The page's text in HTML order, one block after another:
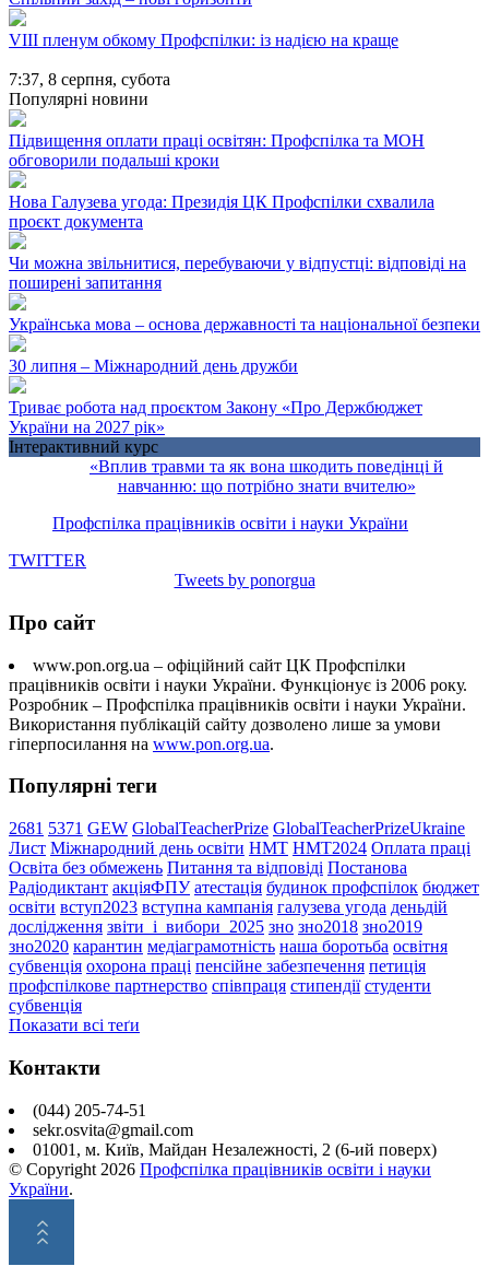
VIII пленум обкому Профспілки: із надією на краще
7:37, 8 серпня, субота
Популярні новини
Підвищення оплати праці освітян: Профспілка та МОН
обговорили подальші кроки
Нова Галузева угода: Президія ЦК Профспілки схвалила
проєкт документа
Чи можна звільнитися, перебуваючи у відпустці: відповіді на
поширені запитання
Українська мова – основа державності та національної безпеки
30 липня – Міжнародний день дружби
Триває робота над проєктом Закону «Про Держбюджет
України на 2027 рік»
Інтерактивний курс
«Вплив травми та як вона шкодить поведінці й
навчанню: що потрібно знати вчителю»
Профспілка працівників освіти і науки України
TWITTER
Tweets by ponorgua
Про сайт
www.pon.org.ua – офіційний сайт ЦК Профспілки
працівників освіти і науки України. Функціонує із 2006 року.
Розробник – Профспілка працівників освіти і науки України.
Використання публікацій сайту дозволено лише за умови
гіперпосилання на www.pon.org.ua.
Популярні теги
2681 5371 GEW GlobalTeacherPrize GlobalTeacherPrizeUkraine
Лист Міжнародний день освіти НМТ НМТ2024 Оплата праці
Освіта без обмежень Питання та відповіді Постанова
Радіодиктант акціяФПУ атестація будинок профспілок бюджет
освіти вступ2023 вступна кампанія галузева угода деньдій
дослідження звіти_і_вибори_2025 зно зно2018 зно2019
зно2020 карантин медіаграмотність наша боротьба освітня
субвенція охорона праці пенсійне забезпечення петиція
профспілкове партнерство співпраця стипендії студенти
субвенція
Показати всі теґи
Контакти
(044) 205-74-51
sekr.osvita@gmail.com
01001, м. Київ, Майдан Незалежності, 2 (6-ий поверх)
© Copyright 2026 Профспілка працівників освіти і науки
України.